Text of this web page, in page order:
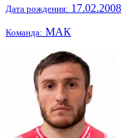
Дата рождения: 17.02.2008
Команда: МАК